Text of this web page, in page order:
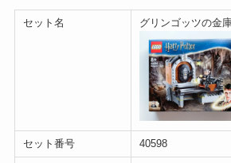
セット名 グリンゴッツの金
セット番号 40598